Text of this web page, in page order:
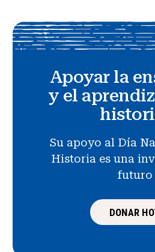
Apoyar la
y el
Su apoyo al Día
Historia es una
futuro
DONAR